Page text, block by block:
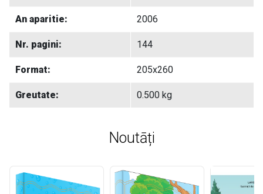
An aparitie: 2006
Nr. pagini: 144
Format: 205x260
Greutate: 0.500 kg
Noutāți